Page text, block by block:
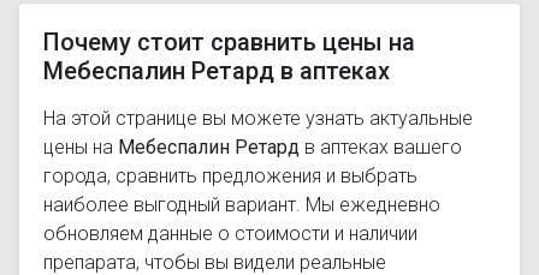
Почему стоит сравнить цены на
Мебеспалин Ретард в аптеках
На этой странице вы можете узнать актуальные
цены на Мебеспалин Ретард в аптеках вашего
города, сравнить предложения и выбрать
наиболее выгодный вариант. Мы ежедневно
обновляем данные о стоимости и наличии
препарата, чтобы вы видели реальные